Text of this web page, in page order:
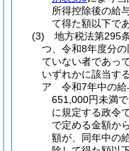
所得控除後の給
て得た額以下で
(3)
地方税法第295
つ、令和8年度分
ていない者であっ
いずれかに該当す
ア
令和7年中の
651,000円未満
に規定する政令
で定める金額か
額が、同年中の